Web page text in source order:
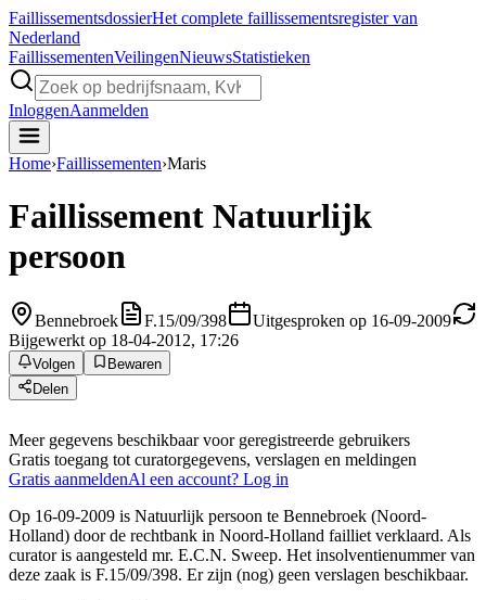
FaillissementsdossierHet complete faillissementsregister van
Nederland
FaillissementenVeilingenNieuwsStatistieken
InloggenAanmelden
Home›Faillissementen›Maris
Faillissement Natuurlijk
persoon
Bennebroek F.15/09/398
Uitgesproken op 16-09-2009
Bijgewerkt op 18-04-2012, 17:26
Volgen
Bewaren
Delen
Meer gegevens beschikbaar voor geregistreerde gebruikers
Gratis toegang tot curatorgegevens, verslagen en meldingen
Gratis aanmeldenAl een account? Log in
Op 16-09-2009 is Natuurlijk persoon te Bennebroek (Noord-
Holland) door de rechtbank in Noord-Holland failliet verklaard. Als
curator is aangesteld mr. E.C.N. Sweep. Het insolventienummer van
deze zaak is F.15/09/398. Er zijn (nog) geen verslagen beschikbaar.